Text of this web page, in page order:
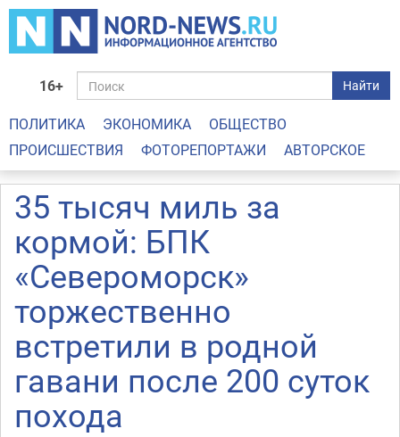
16+ Найти
ПОЛИТИКА ЭКОНОМИКА
ОБЩЕСТВО
ПРОИСШЕСТВИЯ
ФОТОРЕПОРТАЖИ АВТОРСКОЕ
35 тысяч миль за
кормой: БПК
«Североморск»
торжественно
встретили в родной
гавани после 200 суток
похода